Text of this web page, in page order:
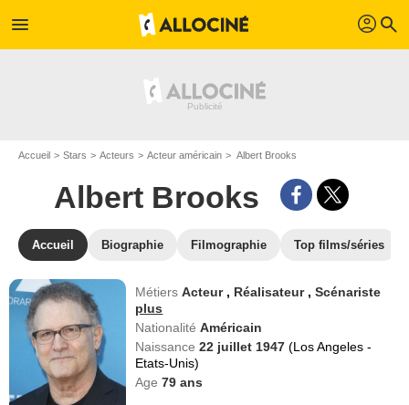
menu profil search
Accueil Stars Acteurs Acteur américain Albert Brooks
Albert Brooks
Accueil Biographie Filmographie Top films/séries
MétiersActeur , Réalisateur ,Scénariste
plus
NationalitéAméricain
Naissance22 juillet 1947(Los Angeles -
Etats-Unis)
Age79 ans